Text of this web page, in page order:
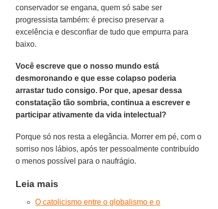
conservador se engana, quem só sabe ser
progressista também: é preciso preservar a
excelência e desconfiar de tudo que empurra para
baixo.
Você escreve que o nosso mundo está
desmoronando e que esse colapso poderia
arrastar tudo consigo. Por que, apesar dessa
constatação tão sombria, continua a escrever e
participar ativamente da vida intelectual?
Porque só nos resta a elegância. Morrer em pé, com o
sorriso nos lábios, após ter pessoalmente contribuído
o menos possível para o naufrágio.
Leia mais
O catolicismo entre o globalismo e o